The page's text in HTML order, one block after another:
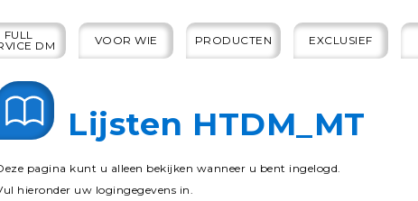
FULL
DM
VOOR WIE PRODUCTEN EXCLUSIEF
Lijsten HTDM_MT
pagina kunt u alleen bekijken wanneer u bent ingelogd.
hieronder uw logingegevens in.